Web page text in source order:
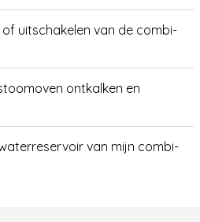
uitschakelen van de combi-
ontkalken en
van mijn combi-